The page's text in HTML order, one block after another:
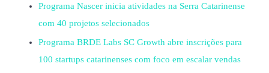
Programa Nascer inicia atividades na Serra Catarinense
com 40 projetos selecionados
Programa BRDE Labs SC Growth abre inscrições para
100 startups catarinenses com foco em escalar vendas